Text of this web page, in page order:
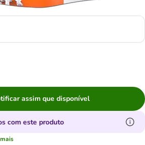
assim que disponível
com este produto
mais